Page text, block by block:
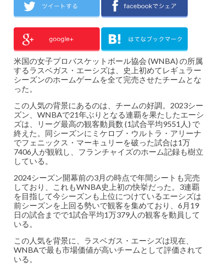
米国の女子プロバスケットボール協会 (WNBA) の所属
するラスベガス・エーシズは、史上初めてレギュラー
シーズンのホームゲームを全て完売させたチームとな
った。
この人気の背景にあるのは、チームの好調。2023シー
ズン、WNBAで21年ぶりとなる連覇を果たしたエーシ
ズは、リーグ最高の観客動員数 (1試合平均9551人) で
終えた。同シーズンにミケロブ・ウルトラ・アリーナ
でフェニックス・マーキュリーを破った試合は1万
7406人が観戦し、フランチャイズのホーム記録も樹立
している。
2024シーズン開幕前の3月の時点で年間シートも完売
しており、これもWNBA史上初の快挙だった。3連覇
を目指して今シーズンも上位につけているエーシズは
前シーズンを上回る勢いで観客を集めており、6月19
日の試合までで1試合平均1万379人の観客を動員して
いる。
この人気を背景に、ラスベガス・エーシズは現在、
WNBAで最も市場価値が高いチームとして評価されて
いる。